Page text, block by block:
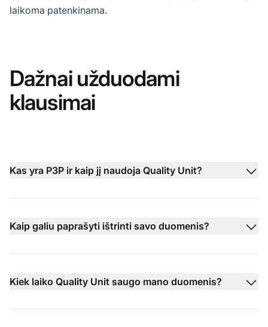
laikoma patenkinama.
Dažnai užduodami
klausimai
Kas yra P3P ir kaip jį naudoja Quality Unit?
Kaip galiu paprašyti ištrinti savo duomenis?
Kiek laiko Quality Unit saugo mano duomenis?